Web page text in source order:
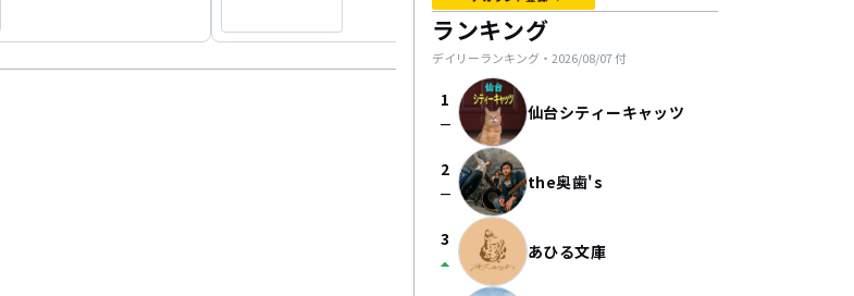
ランキング
デイリーランキング・ 2026/08/07付
1
check_indeterminate_small 仙台シティーキャッツ
2
check_indeterminate_small the奥歯's
3
arrow_drop_up あひる文庫